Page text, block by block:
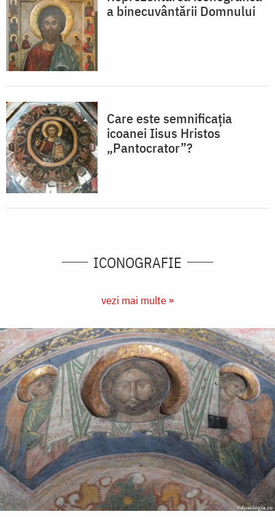
a binecuvântării Domnului
Care este semnificația
icoanei Iisus Hristos
„Pantocrator”?
ICONOGRAFIE
vezi mai multe »